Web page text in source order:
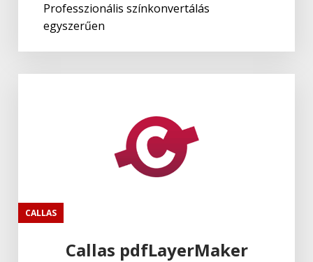
Professzionális színkonvertálás
egyszerűen
CALLAS
Callas pdfLayerMaker